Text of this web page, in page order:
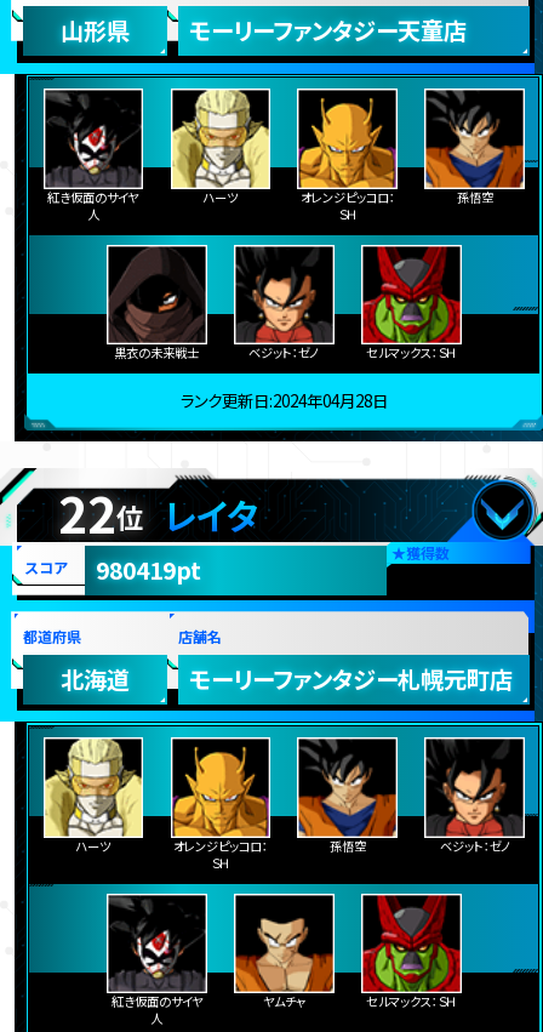
山形県 モーリーファンタジー天童店
紅き仮面のサイヤ
人
ハーツ
オレンジピッコロ：
ＳＨ
孫悟空
黒衣の未来戦士 ベジット：ゼノ セルマックス：ＳＨ
ランク更新日:2024年04月28日
22位 レイタ
★獲得数
スコア 980419pt
都道府県
北海道
店舗名
モーリーファンタジー札幌元町店
ハーツ
オレンジピッコロ：
ＳＨ
孫悟空 ベジット：ゼノ
紅き仮面のサイヤ
人
ヤムチャ セルマックス：ＳＨ